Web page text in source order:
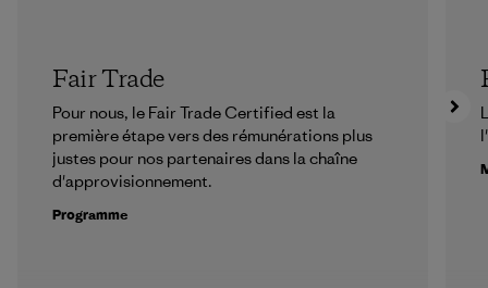
Fair Trade
Pour nous, le Fair Trade Certified est la
première étape vers des rémunérations plus
justes pour nos partenaires dans la chaîne
d'approvisionnement.
Programme